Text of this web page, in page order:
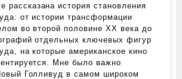
рассказана история становления
от истории трансформации
во второй половине XX века до
отдельных ключевых фигур
на которые американское кино
Мне было важно
Голливуд в самом широком